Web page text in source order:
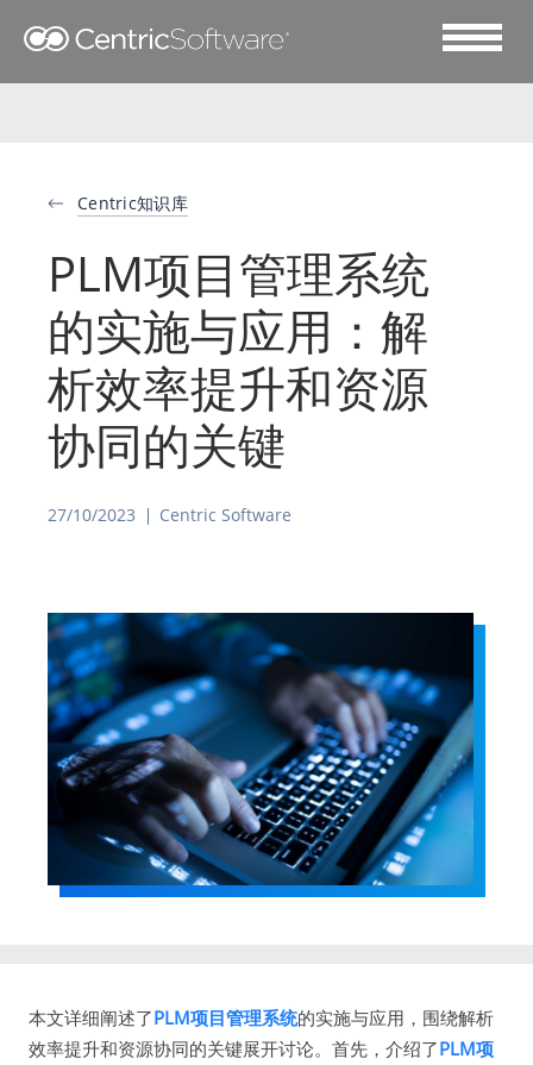
Centric知识库
PLM项目管理系统
的实施与应用：解
析效率提升和资源
协同的关键
27/10/2023 Centric Software
本文详细阐述了PLM项目管理系统的实施与应用，围绕解析
效率提升和资源协同的关键展开讨论。首先，介绍了PLM项